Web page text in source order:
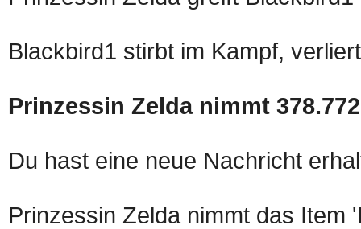
Blackbird1 stirbt im Kampf,
Prinzessin Zelda nimmt
Du hast eine neue Nachricht
Prinzessin Zelda nimmt das Item